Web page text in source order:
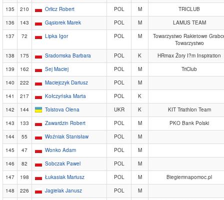
135
210 Orlicz Robert POL M
TRICLUB
136
143 Gąsiorek Marek POL M
LAMUS TEAM
137
72 Lipka Igor POL M
Towarzystwo Rakietowe
Towarzystwo
138
175 Sradomska Barbara POL K
HRmax Żory I?m Inspiration
139
162 Sej Maciej POL M
TriClub
140
222 Maciejczyk Dariusz POL
M
141
217 Kołczyńska Marta POL
K
142
144 Tolstova Olena UKR K
KIT Triathlon Team
143
133 Zawardzin Robert POL M
PKO Bank Polski
144
55 Woźniak Stanisław POL
M
145
47 Wonko Adam POL
M
146
82 Sobczak Pawel POL
M
147
198 Łukasiak Mariusz POL M
Biegiemnapomoc.pl
148
226 Jagielak Janusz POL
M